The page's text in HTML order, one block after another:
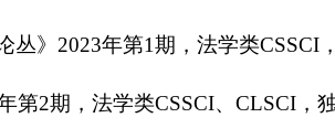
》2023年第1期，法学类CSSCI
第2期，法学类CSSCI、CLSCI，独